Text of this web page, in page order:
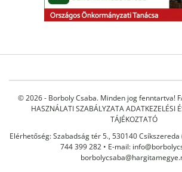
© 2026 - Borboly Csaba. Minden jog fenntartva!
HASZNÁLATI SZABÁLYZATAADATKEZELÉSI
TÁJÉKOZTATÓ
Elérhetőség: Szabadság tér 5., 530140
744 399 282 • E-mail: